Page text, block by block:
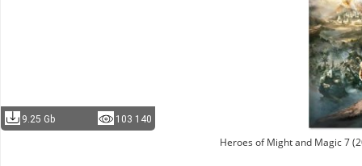
9.25 Gb 103 140
Heroes of Might and Magic 7